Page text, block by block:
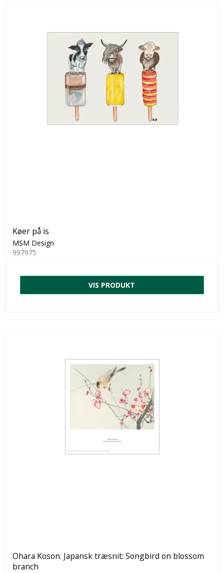
Køer på is
MSM Design
997975
VIS PRODUKT
Ohara Koson. Japansk træsnit: Songbird on blossom
branch